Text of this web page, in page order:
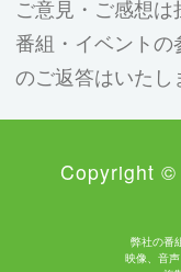
ご意見・ご感想
番組・イベントの
のご返答はいたし
Copyright
弊社の番
映像、音